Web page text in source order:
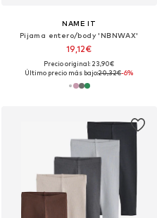
NAME IT
Pijama entero/body 'NBNWAX'
19,12€
Precio original: 23,90€
Último precio más bajo:20,32€-6%